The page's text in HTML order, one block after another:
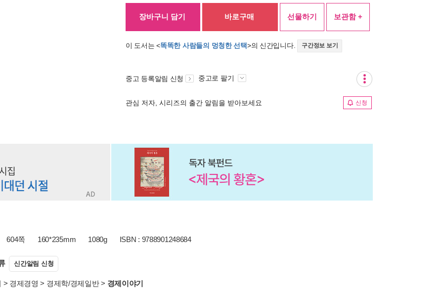
장바구니 담기 바로구매 선물하기 보관함 +
이 도서는 <똑똑한 사람들의 멍청한 선택>의 신간입니다. 구간정보 보기
중고 등록알림 신청 중고로 팔기
관심 저자, 시리즈의 출간 알림을 받아보세요 신청
604쪽 160*235mm 1080g ISBN : 9788901248684
신간알림 신청
> 경제경영 > 경제학/경제일반> 경제이야기